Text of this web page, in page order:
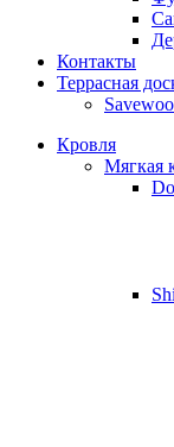
Контакты
Террасная
Кровля
Мягкая